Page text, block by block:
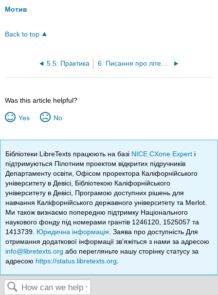
Мотив
Back to top
5.5: Практика 6: Писання про літературу - аналіз прози
Was this article helpful?
Yes No
Бібліотеки LibreTexts працюють на базі NICE CXone Expert і
підтримуються Пілотним проектом відкритих підручників
Департаменту освіти, Офісом проректора Каліфорнійського
університету в Девісі, Бібліотекою Каліфорнійського
університету в Девісі, Програмою доступних рішень для
навчання Каліфорнійського державного університету та Merlot.
Ми також визнаємо попередню підтримку Національного
наукового фонду під номерами грантів 1246120, 1525057 та
1413739. Юридична інформація . Заява про доступність Для
отримання додаткової інформації зв’яжіться з нами за адресою
info@libretexts.org або перегляньте нашу сторінку статусу за
адресою https://status.libretexts.org